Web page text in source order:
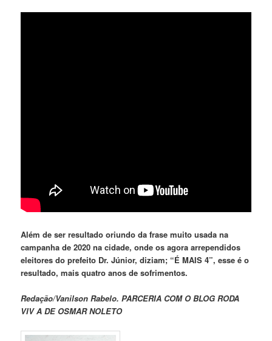
Além de ser resultado oriundo da frase muito usada na
campanha de 2020 na cidade, onde os agora arrependidos
eleitores do prefeito Dr. Júnior, diziam; “É MAIS 4”, esse é o
resultado, mais quatro anos de sofrimentos.
Redação/Vanilson Rabelo. PARCERIA COM O BLOG RODA
VIV A DE OSMAR NOLETO